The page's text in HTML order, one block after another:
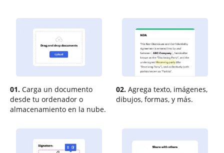
01. Carga un documento
desde tu ordenador o
almacenamiento en la nube.
02. Agrega texto, imágenes,
dibujos, formas, y más.